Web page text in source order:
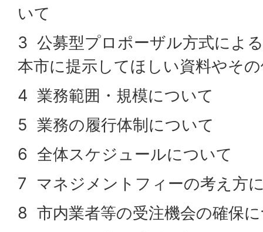
いて
3 公募型プロポーザル方式によ
本市に提示してほしい資料やそ
4 業務範囲・規模について
5 業務の履行体制について
6 全体スケジュールについて
7 マネジメントフィーの考え方
8 市内業者等の受注機会の確保